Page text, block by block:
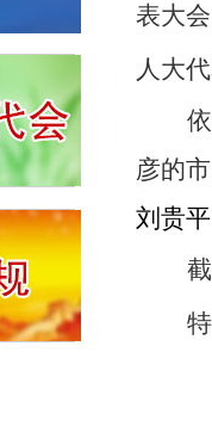
表大
人大
彦的
刘贵平